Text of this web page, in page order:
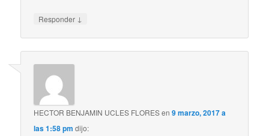
Responder ↓
HECTOR BENJAMIN UCLES FLORESen9 marzo, 2017 a
las 1:58 pm dijo: